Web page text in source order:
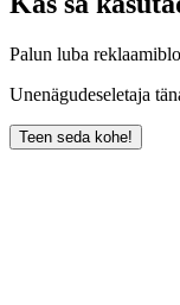
Palun luba
Unenägudeseletaja
Teen seda kohe!